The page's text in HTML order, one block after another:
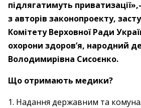
підлягатимуть
з авторів законопроекту,
Комітету Верховної Ради
охорони здоров’я, народний
Володимирівна Сисоєнко.
Що отримають медики?
1. Надання державним та